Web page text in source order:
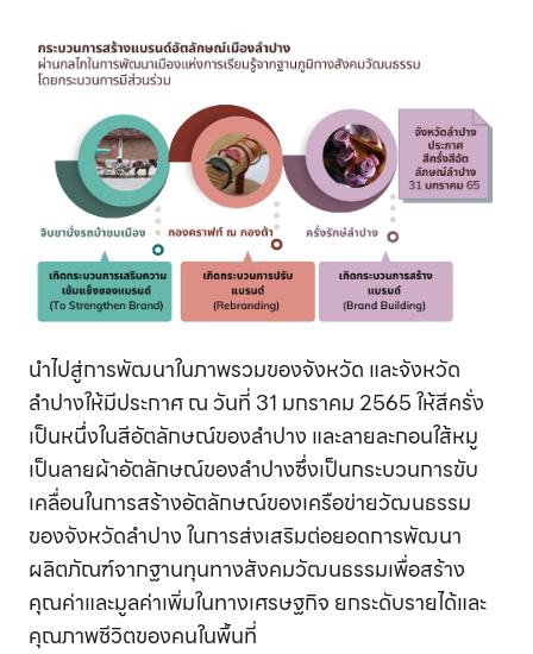
นำไปสู่การพัฒนาในภาพรวมของจังหวัด และจังหวัด
ลำปางให้มีประกาศ ณ วันที่ 31 มกราคม 2565 ให้สีครั่ง
เป็นหนึ่งในสีอัตลักษณ์ของลำปาง และลายละกอนใส้หมู
เป็นลายผ้าอัตลักษณ์ของลำปางซึ่งเป็นกระบวนการขับ
เคลื่อนในการสร้างอัตลักษณ์ของเครือข่ายวัฒนธรรม
ของจังหวัดลำปาง ในการส่งเสริมต่อยอดการพัฒนา
ผลิตภัณฑ์จากฐานทุนทางสังคมวัฒนธรรมเพื่อสร้าง
คุณค่าและมูลค่าเพิ่มในทางเศรษฐกิจ ยกระดับรายได้และ
คุณภาพชีวิตของคนในพื้นที่